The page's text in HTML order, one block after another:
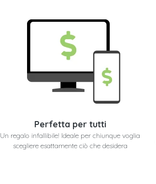
Perfetta per tutti
Un regalo infallibile! Ideale per chiunque voglia
scegliere esattamente ciò che desidera